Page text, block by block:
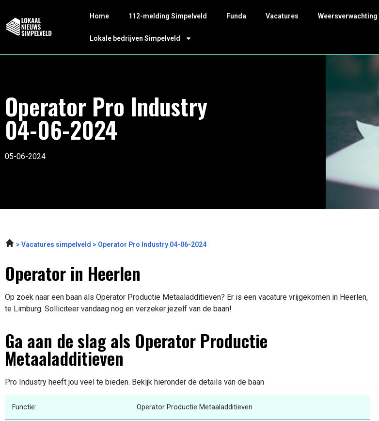
Home 112-melding Simpelveld Funda Vacatures Weersverwachting
Lokale bedrijven Simpelveld
Operator Pro Industry
04-06-2024
05-06-2024
Vacatures simpelveld Operator Pro Industry 04-06-2024
Operator in Heerlen
Op zoek naar een baan als Operator Productie Metaaladditieven? Er is een vacature vrijgekomen in Heerlen,
te Limburg. Solliciteer vandaag nog en verzeker jezelf van de baan!
Ga aan de slag als Operator Productie
Metaaladditieven
Pro Industry heeft jou veel te bieden. Bekijk hieronder de details van de baan
Functie: Operator Productie Metaaladditieven